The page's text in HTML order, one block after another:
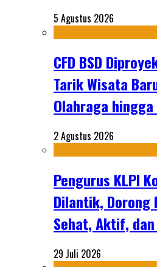
5 Agustus 2026
CFD BSD
Tarik Wisata
Olahraga
2 Agustus 2026
Pengurus KLPI
Dilantik, Dorong
Sehat, Aktif,
29 Juli 2026